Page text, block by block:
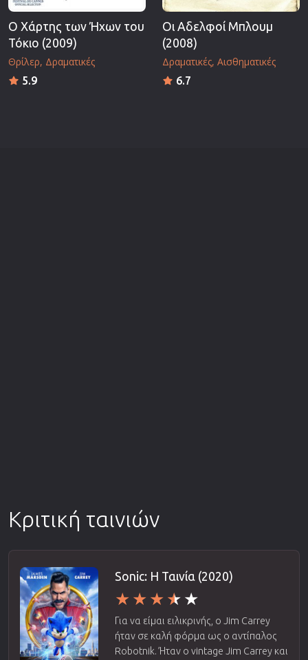
Ο Χάρτης των Ήχων του
Τόκιο (2009)
Θρίλερ Δραματικές
5.9
Οι Αδελφοί Μπλουμ
(2008)
Δραματικές Αισθηματικές
6.7
Κριτική ταινιών
Sonic: Η Ταινία (2020)
Για να είμαι ειλικρινής, ο Jim Carrey
ήταν σε καλή φόρμα ως ο αντίπαλος
Robotnik. Ήταν ο vintage Jim Carrey και